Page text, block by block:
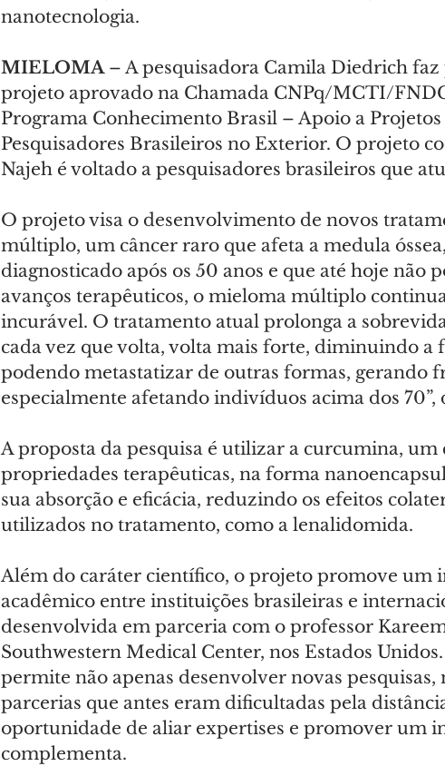
nanotecnologia.
MIELOMA – A pesquisadora Camila Diedrich
projeto aprovado na Chamada CNPq/MCTI/
Programa Conhecimento Brasil – Apoio a
Pesquisadores Brasileiros no Exterior. O projeto
Najeh é voltado a pesquisadores brasileiros que
O projeto visa o desenvolvimento de novos
múltiplo, um câncer raro que afeta a medula
diagnosticado após os 50 anos e que até hoje não
avanços terapêuticos, o mieloma múltiplo
incurável. O tratamento atual prolonga a
cada vez que volta, volta mais forte, diminuindo a
podendo metastatizar de outras formas, gerando
especialmente afetando indivíduos acima dos 70”,
A proposta da pesquisa é utilizar a curcumina,
propriedades terapêuticas, na forma
sua absorção e eficácia, reduzindo os efeitos
utilizados no tratamento, como a lenalidomida.
Além do caráter científico, o projeto promove um
acadêmico entre instituições brasileiras e
desenvolvida em parceria com o professor
Southwestern Medical Center, nos Estados
permite não apenas desenvolver novas pesquisas,
parcerias que antes eram dificultadas pela
oportunidade de aliar expertises e promover um
complementa.